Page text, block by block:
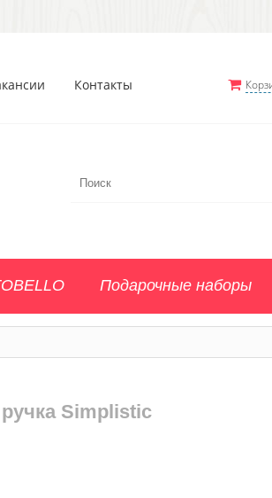
Контакты
Подарочные наборы
Simplistic